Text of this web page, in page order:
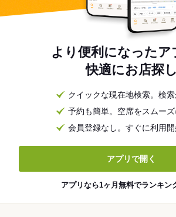
より便利になったア
快適にお店探し
クイックな現在地検索。検
予約も簡単。空席をスムー
会員登録なし。すぐに利用
アプリで開く
アプリなら1ヶ月無料でランキン